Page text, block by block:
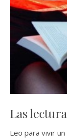
Las
Leo para vivir